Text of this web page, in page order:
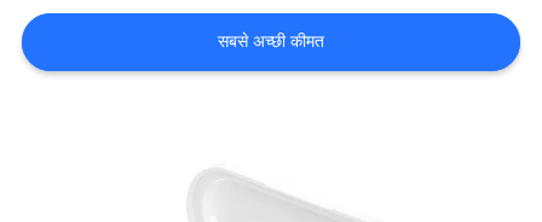
मामलों
सबसे अच्छी कीमत